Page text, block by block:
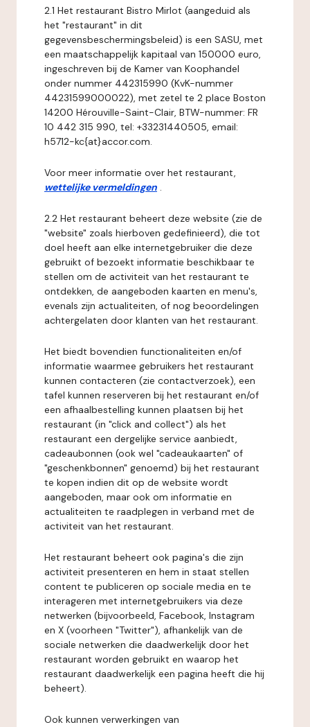
2.1 Het restaurant Bistro Mirlot (aangeduid als
het "restaurant" in dit
gegevensbeschermingsbeleid) is een SASU, met
een maatschappelijk kapitaal van 150000 euro,
ingeschreven bij de Kamer van Koophandel
onder nummer 442315990 (KvK-nummer
44231599000022), met zetel te 2 place Boston
14200 Hérouville-Saint-Clair, BTW-nummer: FR
10 442 315 990, tel: +33231440505, email:
h5712-kc{at}accor.com.
Voor meer informatie over het restaurant,
wettelijke vermeldingen .
2.2 Het restaurant beheert deze website (zie de
"website" zoals hierboven gedefinieerd), die tot
doel heeft aan elke internetgebruiker die deze
gebruikt of bezoekt informatie beschikbaar te
stellen om de activiteit van het restaurant te
ontdekken, de aangeboden kaarten en menu's,
evenals zijn actualiteiten, of nog beoordelingen
achtergelaten door klanten van het restaurant.
Het biedt bovendien functionaliteiten en/of
informatie waarmee gebruikers het restaurant
kunnen contacteren (zie contactverzoek), een
tafel kunnen reserveren bij het restaurant en/of
een afhaalbestelling kunnen plaatsen bij het
restaurant (in "click and collect") als het
restaurant een dergelijke service aanbiedt,
cadeaubonnen (ook wel "cadeaukaarten" of
"geschenkbonnen" genoemd) bij het restaurant
te kopen indien dit op de website wordt
aangeboden, maar ook om informatie en
actualiteiten te raadplegen in verband met de
activiteit van het restaurant.
Het restaurant beheert ook pagina's die zijn
activiteit presenteren en hem in staat stellen
content te publiceren op sociale media en te
interageren met internetgebruikers via deze
netwerken (bijvoorbeeld, Facebook, Instagram
en X (voorheen "Twitter"), afhankelijk van de
sociale netwerken die daadwerkelijk door het
restaurant worden gebruikt en waarop het
restaurant daadwerkelijk een pagina heeft die hij
beheert).
Ook kunnen verwerkingen van